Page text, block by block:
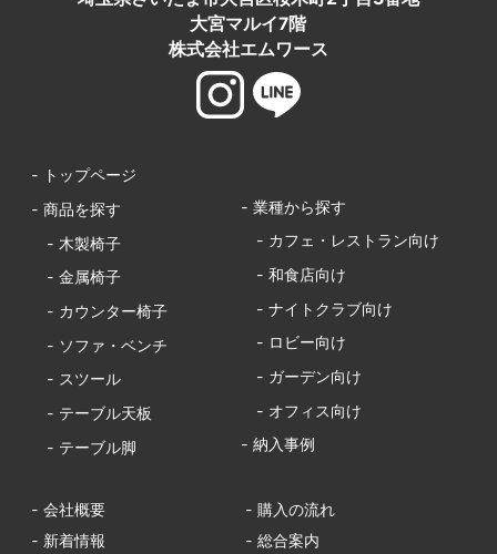
大宮マルイ7階
株式会社エムワース
- トップページ
- 商品を探す
- 木製椅子
- 金属椅子
- カウンター椅子
- ソファ・ベンチ
- スツール
- テーブル天板
- テーブル脚
- 業種から探す
- カフェ・レストラン向け
- 和食店向け
- ナイトクラブ向け
- ロビー向け
- ガーデン向け
- オフィス向け
- 納入事例
- 会社概要
- 購入の流れ
- 新着情報
- 総合案内